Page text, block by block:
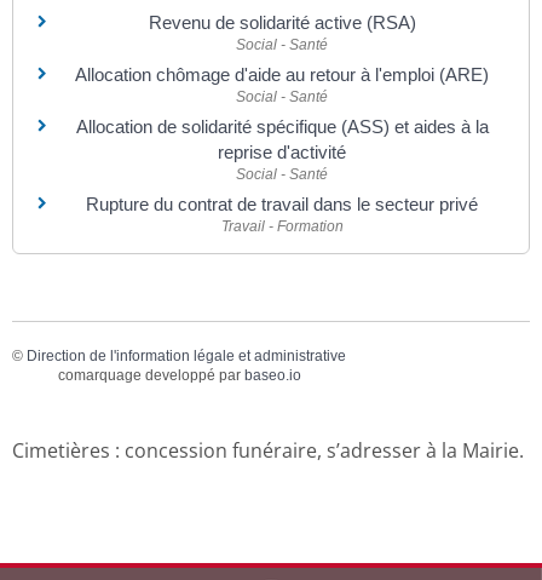
Revenu de solidarité active (RSA)
Social - Santé
Allocation chômage d'aide au retour à l'emploi (ARE)
Social - Santé
Allocation de solidarité spécifique (ASS) et aides à la
reprise d'activité
Social - Santé
Rupture du contrat de travail dans le secteur privé
Travail - Formation
© Direction de l'information légale et administrative
comarquage developpé par baseo.io
Cimetières : concession funéraire, s’adresser à la Mairie.